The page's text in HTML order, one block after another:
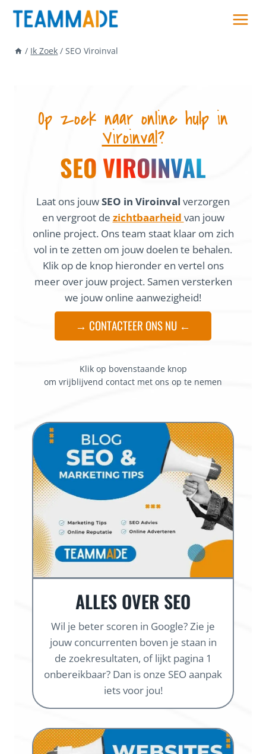
Skip
/ Ik Zoek / SEO Viroinval
Op zoek naar online hulp in
Viroinval?
SEO VIROINVAL
Laat ons jouwSEO in Viroinval verzorgen
en vergroot de zichtbaarheid van jouw
online project. Ons team staat klaar om zich
vol in te zetten om jouw doelen te behalen.
Klik op de knop hieronder en vertel ons
meer over jouw project. Samen versterken
we jouw online aanwezigheid!
→ CONTACTEER ONS NU ←
Klik op bovenstaande knop
om vrijblijvend contact met ons op te nemen
ALLES OVER SEO
Wil je beter scoren in Google? Zie je
jouw concurrenten boven je staan in
de zoekresultaten, of lijkt pagina 1
onbereikbaar? Dan is onze SEO aanpak
iets voor jou!